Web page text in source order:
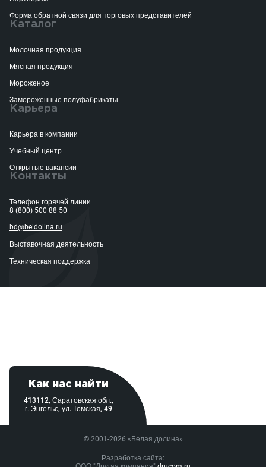
Форма обратной связи для торговых представителей
Каталог
Молочная продукция
Мясная продукция
Мороженое
Замороженные полуфабрикаты
Карьера
Карьера в компании
Учебный центр
Открытые вакансии
Контакты
Телефон горячей линии
8 (800) 500 88 50
bd@beldolina.ru
Выставочная деятельность
Техническая поддержка
Как нас найти
413112, Саратовская обл.,
г. Энгельс, ул. Томская, 49
© 2001-2026 «Белая долина»
Разработка сайта: